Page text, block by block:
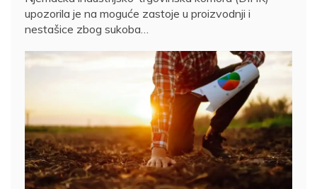
upozorila je na moguće zastoje u proizvodnji i
nestašice zbog sukoba…